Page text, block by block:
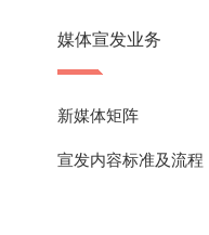
媒体宣发业务
新媒体矩阵
宣发内容标准及流程